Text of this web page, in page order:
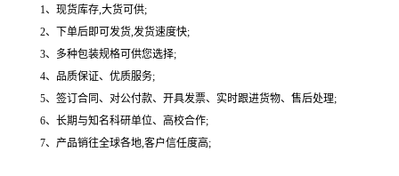
1、现货库存,大货可供;
2、下单后即可发货,发货速度快;
3、多种包装规格可供您选择;
4、品质保证、优质服务;
5、签订合同、对公付款、开具发票、实时跟进货物、售后处理;
6、长期与知名科研单位、高校合作;
7、产品销往全球各地,客户信任度高;